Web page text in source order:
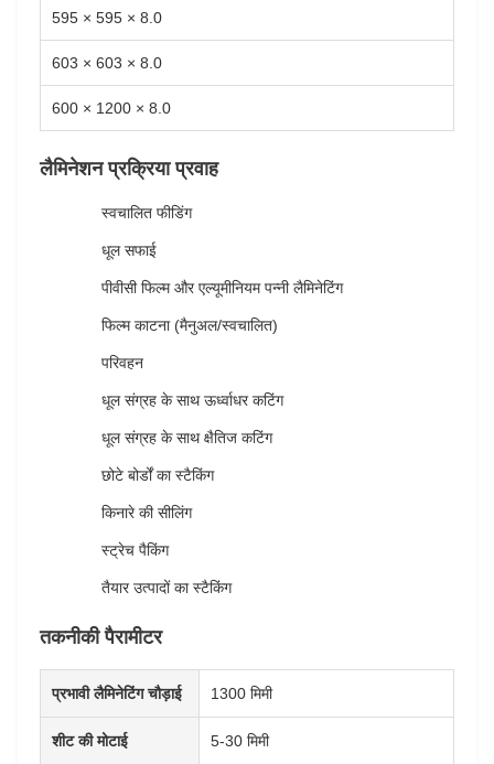
595 × 595 × 8.0
603 × 603 × 8.0
600 × 1200 × 8.0
लैमिनेशन प्रक्रिया प्रवाह
स्वचालित फीडिंग
धूल सफाई
पीवीसी फिल्म और एल्यूमीनियम पन्नी लैमिनेटिंग
फिल्म काटना (मैनुअल/स्वचालित)
परिवहन
धूल संग्रह के साथ ऊर्ध्वाधर कटिंग
धूल संग्रह के साथ क्षैतिज कटिंग
छोटे बोर्डों का स्टैकिंग
किनारे की सीलिंग
स्ट्रेच पैकिंग
तैयार उत्पादों का स्टैकिंग
तकनीकी पैरामीटर
प्रभावी लैमिनेटिंग चौड़ाई 1300 मिमी
शीट की मोटाई 5-30 मिमी